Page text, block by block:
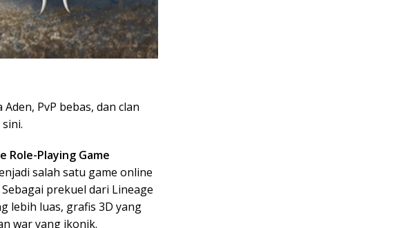
PvP bebas, dan clan
Role-Playing Game
salah satu game online
prekuel dari Lineage
lebih luas, grafis 3D yang
war yang ikonik.